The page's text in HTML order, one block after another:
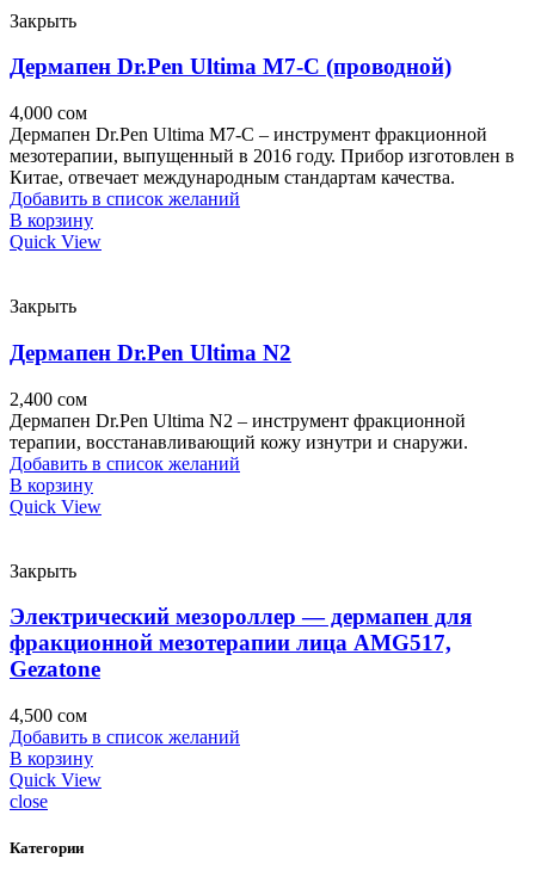
Закрыть
Дермапен Dr.Pen Ultima M7-C (проводной)
4,000 сом
Дермапен Dr.Pen Ultima M7-C – инструмент фракционной
мезотерапии, выпущенный в 2016 году. Прибор изготовлен в
Китае, отвечает международным стандартам качества.
Добавить в список желаний
В корзину
Quick View
Закрыть
Дермапен Dr.Pen Ultima N2
2,400 сом
Дермапен Dr.Pen Ultima N2 – инструмент фракционной
терапии, восстанавливающий кожу изнутри и снаружи.
Добавить в список желаний
В корзину
Quick View
Закрыть
Электрический мезороллер — дермапен для
фракционной мезотерапии лица AMG517,
Gezatone
4,500 сом
Добавить в список желаний
В корзину
Quick View
close
Категории